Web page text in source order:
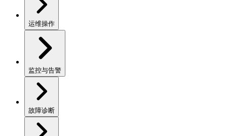
运维操作
监控与告警
故障诊断